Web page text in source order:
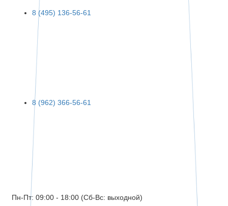
8 (495) 136-56-61
8 (962) 366-56-61
Пн-Пт: 09:00 - 18:00 (Сб-Вс: выходной)